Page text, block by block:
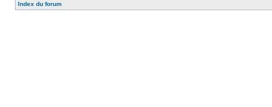
Index du forum